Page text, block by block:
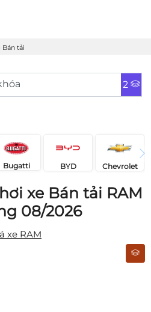
tải
2
Bugatti BYD Chevrolet
xe Bán tải RAM
08/2026
xe RAM